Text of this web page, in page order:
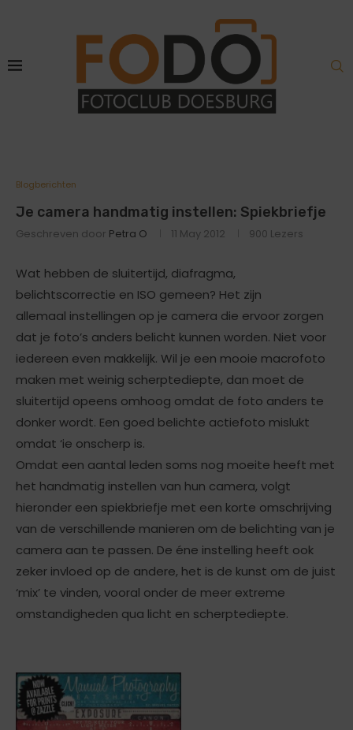
Blogberichten
Je camera handmatig instellen: Spiekbriefje
Geschreven door Petra O 11 May 2012 900 Lezers
Wat hebben de sluitertijd, diafragma,
belichtscorrectie en ISO gemeen? Het zijn
allemaal instellingen op je camera die ervoor zorgen
dat je foto’s anders belicht kunnen worden. Niet voor
iedereen even makkelijk. Wil je een mooie macrofoto
maken met weinig scherptediepte, dan moet de
sluitertijd opeens omhoog omdat de foto anders te
donker wordt. Een goed belichte actiefoto mislukt
omdat ‘ie onscherp is.
Omdat een aantal leden soms nog moeite heeft met
het handmatig instellen van hun camera, volgt
hieronder een spiekbriefje met een korte omschrijving
van de verschillende manieren om de belichting van je
camera aan te passen. De éne instelling heeft ook
zeker invloed op de andere, het is de kunst om de juist
‘mix’ te vinden, vooral onder de meer extreme
omstandigheden qua licht en scherptediepte.